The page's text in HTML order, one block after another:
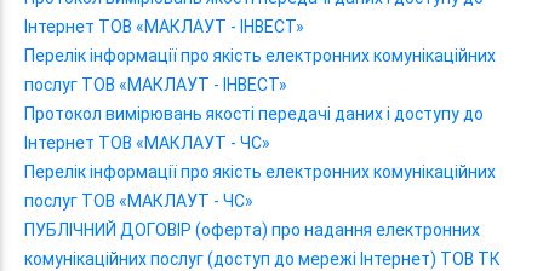
Інтернет ТОВ «МАКЛАУТ - ІНВЕСТ»
Перелік інформації про якість електронних комунікаційних
послуг ТОВ «МАКЛАУТ - ІНВЕСТ»
Протокол вимірювань якості передачі даних і доступу до
Інтернет ТОВ «МАКЛАУТ - ЧС»
Перелік інформації про якість електронних комунікаційних
послуг ТОВ «МАКЛАУТ - ЧС»
ПУБЛІЧНИЙ ДОГОВІР (оферта) про надання електронних
комунікаційних послуг (доступ до мережі Інтернет) ТОВ ТК